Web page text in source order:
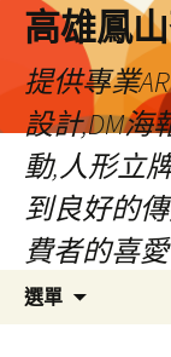
高雄鳳
提供專業
設計,DM海
動,人形立
到良好的
費者的喜愛
選單